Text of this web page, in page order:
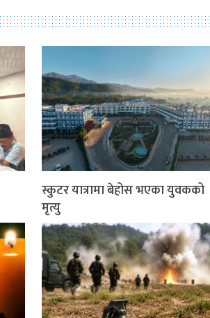
स्कुटर यात्रामा बेहोस भएका युवकको
मृत्यु